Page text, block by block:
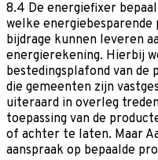
8.4 De energiefixer
welke
bijdrage kunnen leveren
energierekening. Hierbij
bestedingsplafond van de
die gemeenten zijn
uiteraard in overleg
toepassing van de
of achter te laten. Maar
aanspraak op bepaalde